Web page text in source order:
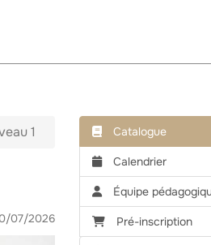
1
07/2026
Catalogue
Calendrier
Équipe
Pré-inscription